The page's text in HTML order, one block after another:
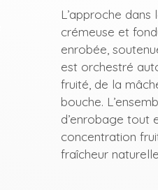
L’approche
crémeuse et
enrobée,
est orchestré
fruité, de la
bouche.
d’enrobage tout
concentration
fraîcheur